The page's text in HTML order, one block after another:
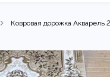
Ковровая дорожка